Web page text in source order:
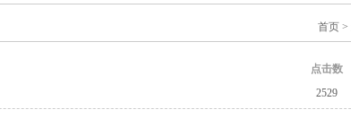
首页 >
点击数
2529